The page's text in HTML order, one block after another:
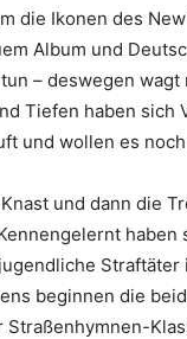
die Ikonen des
Album und
– deswegen
Tiefen haben sich
und wollen es
und dann die
beginnen die